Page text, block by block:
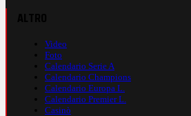
Video
Foto
Calendario Serie A
Calendario Champions
Calendario Europa L.
Calendario Premier L.
Casinò